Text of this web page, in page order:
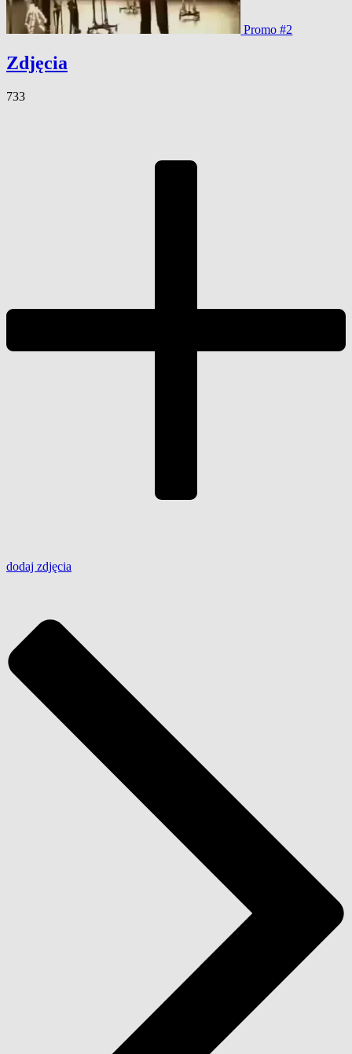
Promo #2
Zdjęcia
733
dodaj zdjęcia